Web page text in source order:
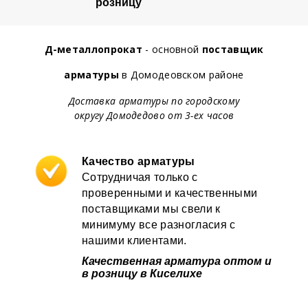
розницу
Д-металлопрокат - основной поставщик
арматуры в Домодеовском районе
Доставка арматуры по городскому
округу Домодедово от 3-ех часов
Качество арматуры
Сотрудничая только с
проверенными и качественными
поставщиками мы свели к
минимуму все разногласия с
нашими клиентами.
Качественная арматура оптом и
в розницу в Киселихе